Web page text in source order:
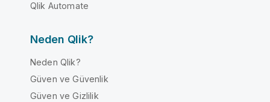
Qlik Automate
Neden Qlik?
Neden Qlik?
Güven ve Güvenlik
Güven ve Gizlilik